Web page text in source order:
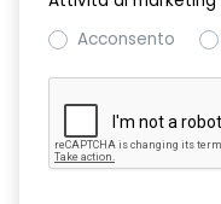
Acconsento